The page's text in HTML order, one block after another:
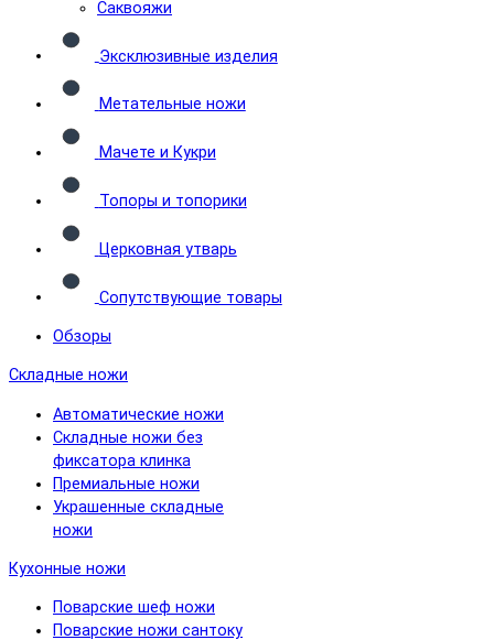
Саквояжи
Эксклюзивные изделия
Метательные ножи
Мачете и Кукри
Топоры и топорики
Церковная утварь
Сопутствующие товары
Обзоры
Складные ножи
Автоматические ножи
Складные ножи без
фиксатора клинка
Премиальные ножи
Украшенные складные
ножи
Кухонные ножи
Поварские шеф ножи
Поварские ножи сантоку